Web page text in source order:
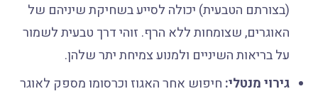
(בצורתם הטבעית) יכולה לסייע בשחיקת שיניהם של
האוגרים, שצומחות ללא הרף. זוהי דרך טבעית לשמור
על בריאות השיניים ולמנוע צמיחת יתר שלהן.
גירוי מנטלי:חיפוש אחר האגוז וכרסומו מספק לאוגר